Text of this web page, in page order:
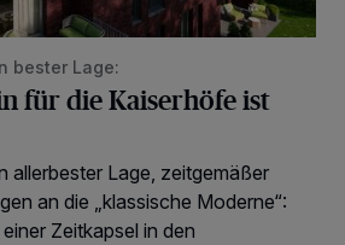
bester Lage:
für die Kaiserhöfe ist
allerbester Lage, zeitgemäßer
an die „klassische Moderne“:
Zeitkapsel in den